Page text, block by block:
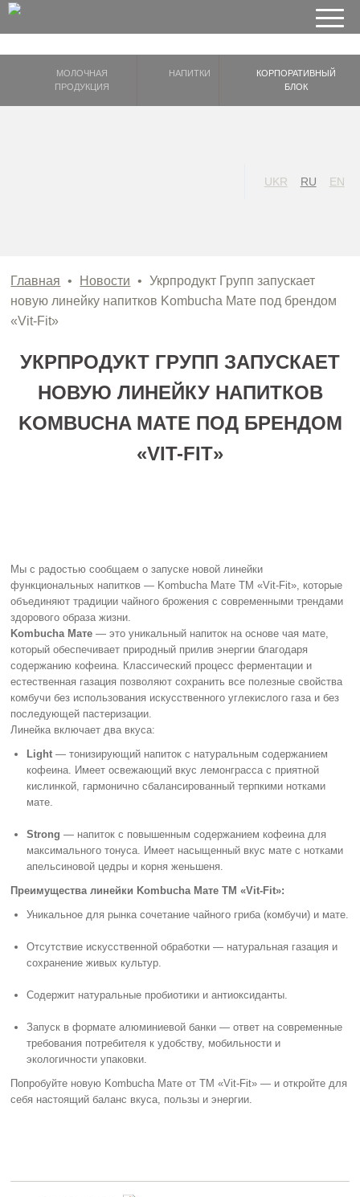
МОЛОЧНАЯ
ПРОДУКЦИЯ
НАПИТКИ
КОРПОРАТИВНЫЙ
БЛОК
UKR RU EN
Главная • Новости •
Укрпродукт Групп запускает
новую линейку напитков Kombucha Мате под брендом
«Vit-Fit»
УКРПРОДУКТ ГРУПП ЗАПУСКАЕТ
НОВУЮ ЛИНЕЙКУ НАПИТКОВ
KOMBUCHA МАТЕ ПОД БРЕНДОМ
«VIT-FIT»
Мы с радостью сообщаем о запуске новой линейки
функциональных напитков — Kombucha Мате ТМ «Vit-Fit», которые
объединяют традиции чайного брожения с современными трендами
здорового образа жизни.
Kombucha Мате — это уникальный напиток на основе чая мате,
который обеспечивает природный прилив энергии благодаря
содержанию кофеина. Классический процесс ферментации и
естественная газация позволяют сохранить все полезные свойства
комбучи без использования искусственного углекислого газа и без
последующей пастеризации.
Линейка включает два вкуса:
Light — тонизирующий напиток с натуральным содержанием
кофеина. Имеет освежающий вкус лемонграсса с приятной
кислинкой, гармонично сбалансированный терпкими нотками
мате.
Strong — напиток с повышенным содержанием кофеина для
максимального тонуса. Имеет насыщенный вкус мате с нотками
апельсиновой цедры и корня женьшеня.
Преимущества линейки Kombucha Мате ТМ «Vit-Fit»:
Уникальное для рынка сочетание чайного гриба (комбучи) и мате.
Отсутствие искусственной обработки — натуральная газация и
сохранение живых культур.
Содержит натуральные пробиотики и антиоксиданты.
Запуск в формате алюминиевой банки — ответ на современные
требования потребителя к удобству, мобильности и
экологичности упаковки.
Попробуйте новую Kombucha Мате от ТМ «Vit-Fit» — и откройте для
себя настоящий баланс вкуса, пользы и энергии.